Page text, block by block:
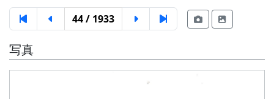
44 / 1933
写真